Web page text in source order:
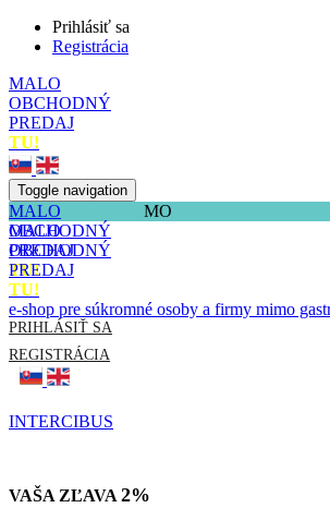
Prihlásiť sa
Registrácia
MALO
OBCHODNÝ
PREDAJ
TU!
Toggle navigation
MALO
OBCHODNÝ
PREDAJ
TU!
MO
MALO
OBCHODNÝ
PREDAJ
TU!
e-shop pre súkromné osoby a firmy mimo
PRIHLÁSIŤ SA
REGISTRÁCIA
INTERCIBUS
VAŠA ZĽAVA 2%